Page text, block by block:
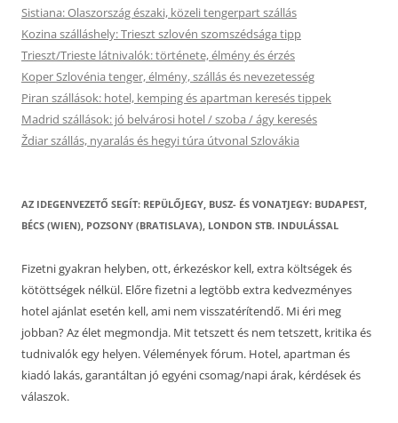
Sistiana: Olaszország északi, közeli tengerpart szállás
Kozina szálláshely: Trieszt szlovén szomszédsága tipp
Trieszt/Trieste látnivalók: története, élmény és érzés
Koper Szlovénia tenger, élmény, szállás és nevezetesség
Piran szállások: hotel, kemping és apartman keresés tippek
Madrid szállások: jó belvárosi hotel / szoba / ágy keresés
Ždiar szállás, nyaralás és hegyi túra útvonal Szlovákia
AZ IDEGENVEZETŐ SEGÍT: REPÜLŐJEGY, BUSZ- ÉS VONATJEGY: BUDAPEST,
BÉCS (WIEN), POZSONY (BRATISLAVA), LONDON STB. INDULÁSSAL
Fizetni gyakran helyben, ott, érkezéskor kell, extra költségek és
kötöttségek nélkül. Előre fizetni a legtöbb extra kedvezményes
hotel ajánlat esetén kell, ami nem visszatérítendő. Mi éri meg
jobban? Az élet megmondja. Mit tetszett és nem tetszett, kritika és
tudnivalók egy helyen. Vélemények fórum. Hotel, apartman és
kiadó lakás, garantáltan jó egyéni csomag/napi árak, kérdések és
válaszok.